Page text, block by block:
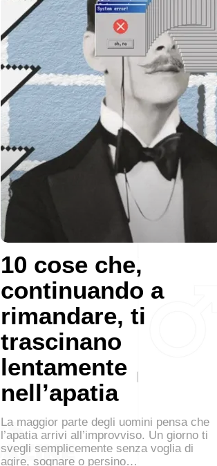
10 cose che,
continuando a
rimandare, ti
trascinano
lentamente
nell’apatia
La maggior parte degli uomini pensa che
l’apatia arrivi all’improvviso. Un giorno ti
svegli semplicemente senza voglia di
agire, sognare o persino…